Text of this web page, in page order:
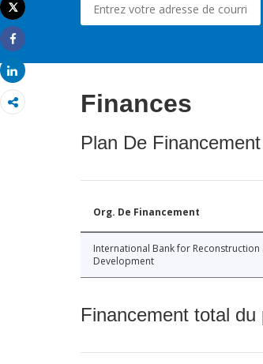
Imprimer
Tweet
Share
Share
Finances
Plan De
Org. De Financement
International Bank for Reconstruction
Development
Financement total